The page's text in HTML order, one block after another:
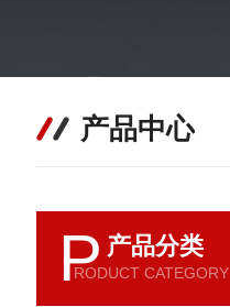
产品中心
P 产品分类
RODUCT CATEGORY